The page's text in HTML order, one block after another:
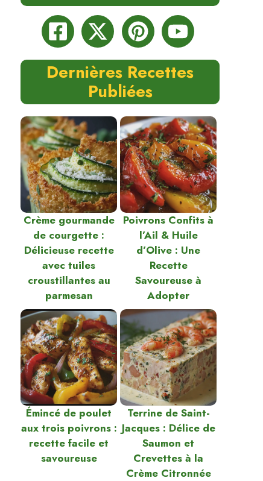
Dernières Recettes
Publiées
Crème gourmande
de courgette :
Délicieuse recette
avec tuiles
croustillantes au
parmesan
Poivrons Confits à
l’Ail & Huile
d’Olive : Une
Recette
Savoureuse à
Adopter
Émincé de poulet
aux trois poivrons :
recette facile et
savoureuse
Terrine de Saint-
Jacques : Délice de
Saumon et
Crevettes à la
Crème Citronnée